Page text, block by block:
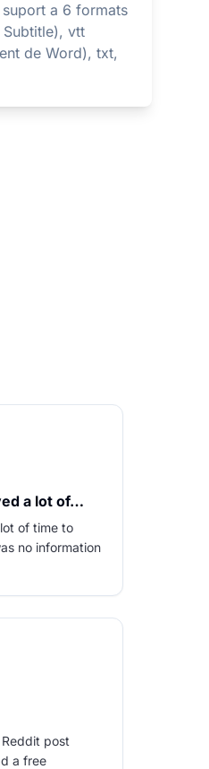
a 6 formats
vtt
de Word), txt,
a lot of…
of time to
no information
post
a free